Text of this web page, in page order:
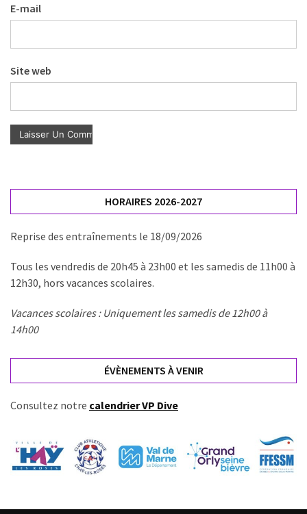
E-mail
Site web
HORAIRES 2026-2027
Reprise des entraînements le 18/09/2026
Tous les vendredis de 20h45 à 23h00 et les samedis de 11h00 à
12h30, hors vacances scolaires.
Vacances scolaires : Uniquement les samedis de 12h00 à
14h00
ÉVÈNEMENTS À VENIR
Consultez notre calendrier VP Dive